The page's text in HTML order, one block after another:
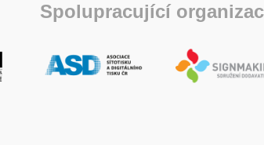
Spolupracující